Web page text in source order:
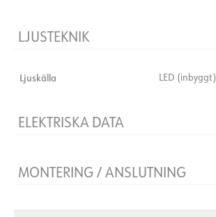
LJUSTEKNIK
Ljuskälla LED (inbyggt)
ELEKTRISKA DATA
Spänning [V] 230V 50Hz
MONTERING / ANSLUTNING